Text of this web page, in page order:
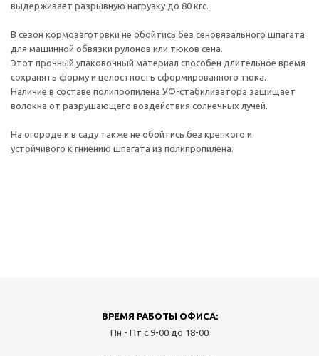
выдерживает разрывную нагрузку до 80 кгс.
В сезон кормозаготовки не обойтись без сеновязального шпагата
для машинной обвязки рулонов или тюков сена.
Этот прочный упаковочный материал способен длительное время
сохранять форму и целостность сформированного тюка.
Наличие в составе полипропилена УФ-стабилизатора защищает
волокна от разрушающего воздействия солнечных лучей.
На огороде и в саду также не обойтись без крепкого и
устойчивого к гниению шпагата из полипропилена.
ВРЕМЯ РАБОТЫ ОФИСА:
Пн - Пт с 9-00 до 18-00